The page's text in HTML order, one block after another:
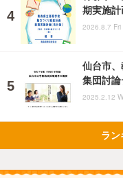
期実施
2026.8.7 Fri
仙台市
集団討
2025.2.12
ラン